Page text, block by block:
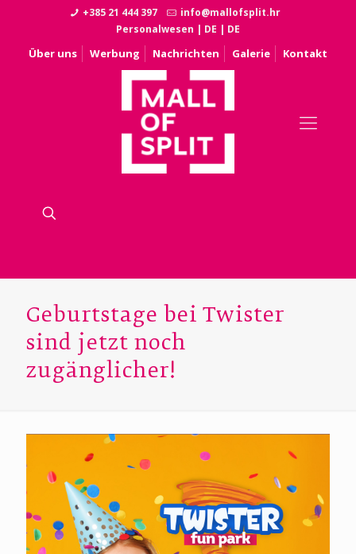
+385 21 444 397
info@mallofsplit.hr
Personalwesen | DE | DE
Über uns Werbung Nachrichten Galerie Kontakt
Geburtstage bei Twister
sind jetzt noch
zugänglicher!